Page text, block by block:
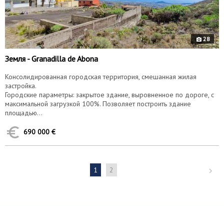
28
Земля - Granadilla de Abona
Консолидированная городская территория, смешанная жилая
застройка.
Городские параметры: закрытое здание, выровненное по дороге, с
максимальной загрузкой 100%. Позволяет построить здание
площадью...
690 000 €
1 2